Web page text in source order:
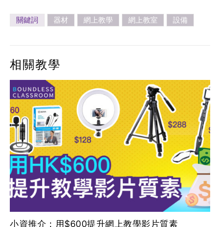
關鍵詞 器材 網上教學 網上教室 設備
相關教學
小資推介：用$600提升網上教學影片質素